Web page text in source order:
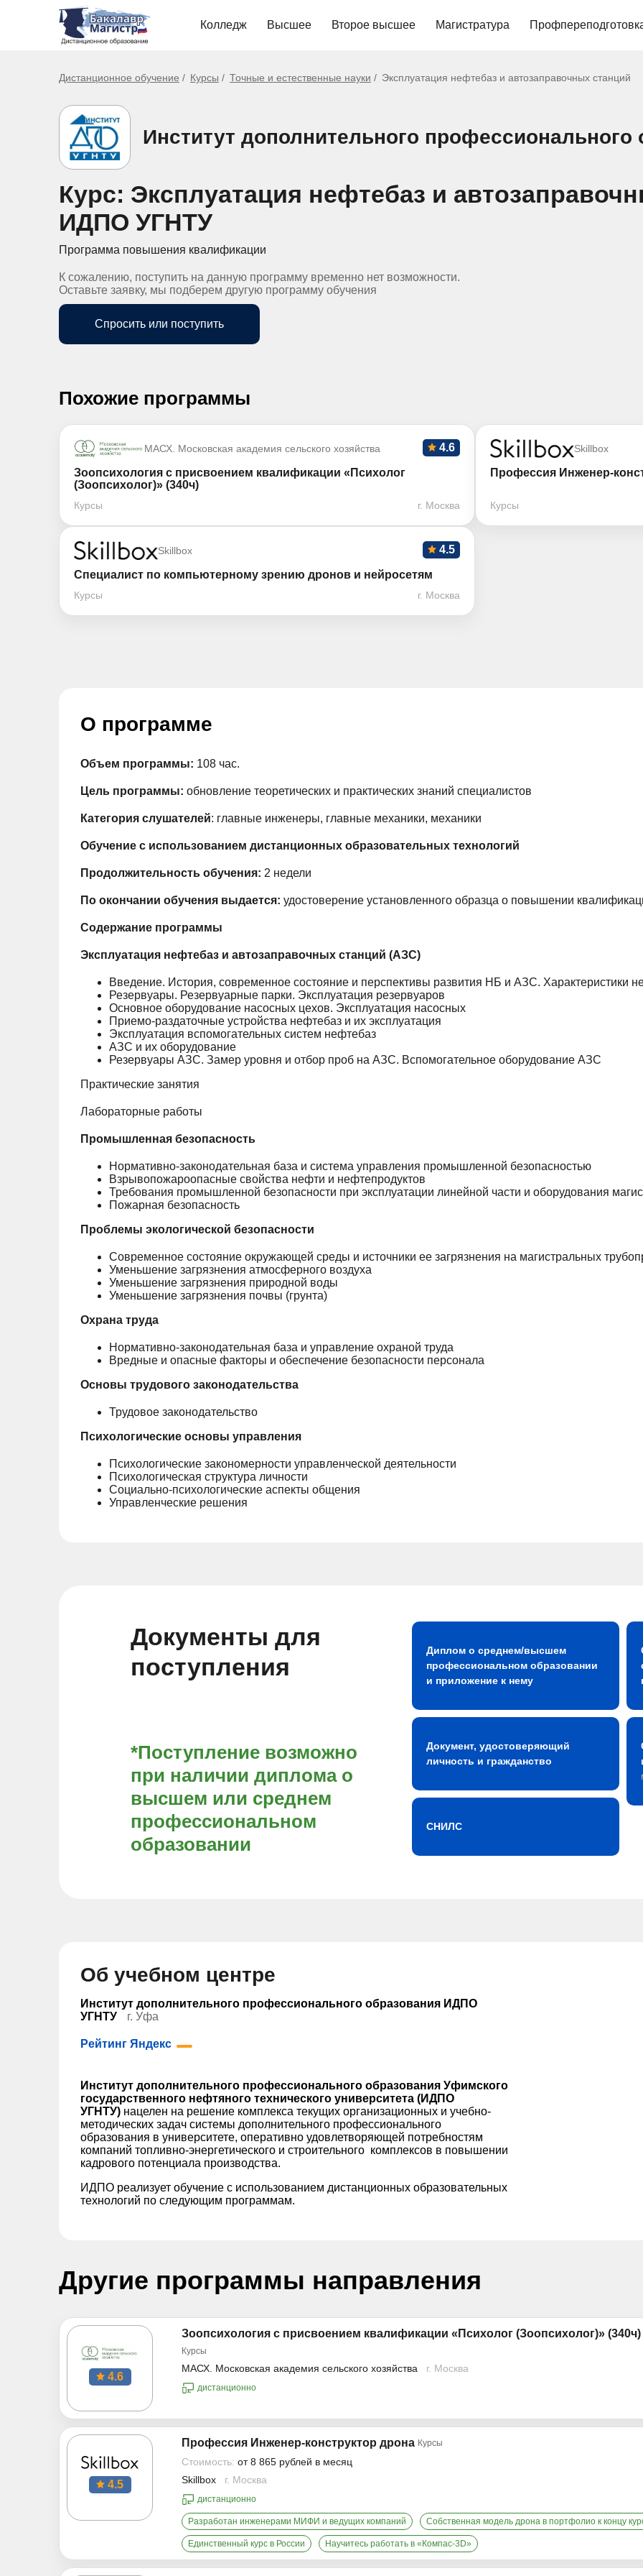
Колледж Высшее Второе высшее Магистратура
Дистанционное обучение Курсы Точные и естественные науки Эксплуатация нефтебаз и автозаправочных станций
Институт дополнительного
Курс: Эксплуатация нефтебаз и
ИДПО УГНТУ
Программа повышения квалификации
К сожалению, поступить на данную программу временно нет возможности.
Оставьте заявку, мы подберем другую программу обучения
Спросить или поступить
Похожие программы
МАСХ. Московская академия сельского хозяйства 4.6
Зоопсихология с присвоением квалификации «Психолог
(Зоопсихолог)» (340ч)
Курсы г. Москва
Skillbox
Профессия Инженер-
Курсы
Skillbox 4.5
Специалист по компьютерному зрению дронов и нейросетям
Курсы г. Москва
О программе
Объем программы: 108 час.
Цель программы: обновление теоретических и практических знаний специалистов
Категория слушателей: главные инженеры, главные механики, механики
Обучение с использованием дистанционных образовательных технологий
Продолжительность обучения: 2 недели
По окончании обучения выдается: удостоверение установленного образца о повышении
Содержание программы
Эксплуатация нефтебаз и автозаправочных станций (АЗС)
Введение. История, современное состояние и перспективы развития НБ и АЗС. Характеристики
Резервуары. Резервуарные парки. Эксплуатация резервуаров
Основное оборудование насосных цехов. Эксплуатация насосных
Приемо-раздаточные устройства нефтебаз и их эксплуатация
Эксплуатация вспомогательных систем нефтебаз
АЗС и их оборудование
Резервуары АЗС. Замер уровня и отбор проб на АЗС. Вспомогательное оборудование АЗС
Практические занятия
Лабораторные работы
Промышленная безопасность
Нормативно-законодательная база и система управления промышленной безопасностью
Взрывопожароопасные свойства нефти и нефтепродуктов
Требования промышленной безопасности при эксплуатации линейной части и оборудования
Пожарная безопасность
Проблемы экологической безопасности
Современное состояние окружающей среды и источники ее загрязнения на магистральных
Уменьшение загрязнения атмосферного воздуха
Уменьшение загрязнения природной воды
Уменьшение загрязнения почвы (грунта)
Охрана труда
Нормативно-законодательная база и управление охраной труда
Вредные и опасные факторы и обеспечение безопасности персонала
Основы трудового законодательства
Трудовое законодательство
Психологические основы управления
Психологические закономерности управленческой деятельности
Психологическая структура личности
Социально-психологические аспекты общения
Управленческие решения
Документы для
поступления
*Поступление возможно
при наличии диплома о
высшем или среднем
профессиональном
образовании
Диплом о среднем/высшем
профессиональном образовании
и приложение к нему
Документ, удостоверяющий
личность и гражданство
СНИЛС
Об учебном центре
Институт дополнительного профессионального образования ИДПО
УГНТУ
г. Уфа
Рейтинг Яндекс
Институт дополнительного профессионального образования Уфимского
государственного нефтяного технического университета (ИДПО
УГНТУ) нацелен на решение комплекса текущих организационных и учебно-
методических задач системы дополнительного профессионального
образования в университете, оперативно удовлетворяющей потребностям
компаний топливно-энергетического и строительного комплексов в повышении
кадрового потенциала производства.
ИДПО реализует обучение с использованием дистанционных образовательных
технологий по следующим программам.
Другие программы направления
4.6
Зоопсихология с присвоением квалификации «Психолог (Зоопсихолог)» (340ч)
Курсы
МАСХ. Московская академия сельского хозяйства г. Москва
дистанционно
4.5
Профессия Инженер-конструктор дрона Курсы
Стоимость: от 8 865 рублей в месяц
Skillbox
г. Москва
дистанционно
Разработан инженерами МИФИ и ведущих компаний Собственная модель дрона в портфолио к концу
Единственный курс в России Научитесь работать в «Компас-3D»